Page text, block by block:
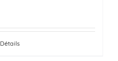
Détails